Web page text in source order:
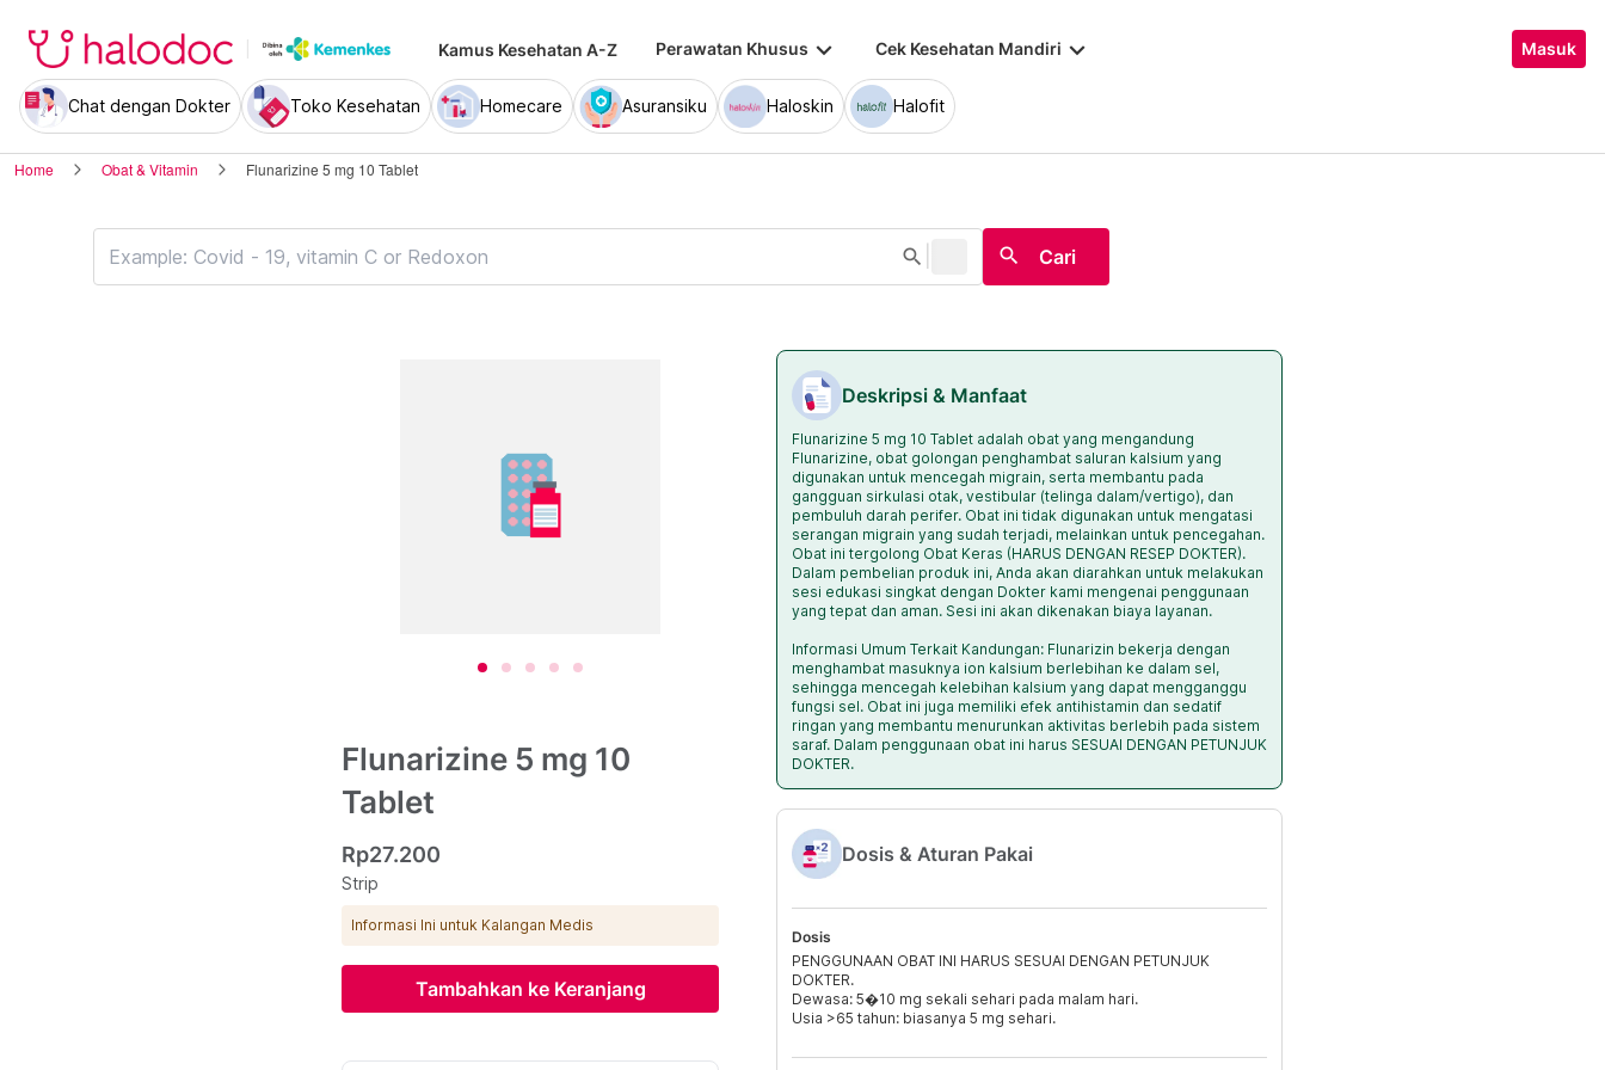
Kamus Kesehatan A-Z Perawatan Khusus keyboard_arrow_down Cek Kesehatan Mandiri keyboard_arrow_down Masuk
Chat dengan Dokter Toko Kesehatan Homecare Asuransiku Haloskin Halofit
Home Obat & Vitamin Flunarizine 5 mg 10 Tablet
search search Cari
Flunarizine 5 mg 10
Tablet
Rp27.200
Strip
Informasi Ini untuk Kalangan Medis
Tambahkan ke Keranjang
Deskripsi & Manfaat
Flunarizine 5 mg 10 Tablet adalah obat yang mengandung
Flunarizine, obat golongan penghambat saluran kalsium yang
digunakan untuk mencegah migrain, serta membantu pada
gangguan sirkulasi otak, vestibular (telinga dalam/vertigo), dan
pembuluh darah perifer. Obat ini tidak digunakan untuk mengatasi
serangan migrain yang sudah terjadi, melainkan untuk pencegahan.
Obat ini tergolong Obat Keras (HARUS DENGAN RESEP DOKTER).
Dalam pembelian produk ini, Anda akan diarahkan untuk melakukan
sesi edukasi singkat dengan Dokter kami mengenai penggunaan
yang tepat dan aman. Sesi ini akan dikenakan biaya layanan.
Informasi Umum Terkait Kandungan: Flunarizin bekerja dengan
menghambat masuknya ion kalsium berlebihan ke dalam sel,
sehingga mencegah kelebihan kalsium yang dapat mengganggu
fungsi sel. Obat ini juga memiliki efek antihistamin dan sedatif
ringan yang membantu menurunkan aktivitas berlebih pada sistem
saraf. Dalam penggunaan obat ini harus SESUAI DENGAN PETUNJUK
DOKTER.
Dosis & Aturan Pakai
Dosis
PENGGUNAAN OBAT INI HARUS SESUAI DENGAN PETUNJUK
DOKTER.
Dewasa: 5�10 mg sekali sehari pada malam hari.
Usia >65 tahun: biasanya 5 mg sehari.